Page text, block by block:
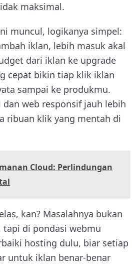
maksimal.
muncul, logikanya simpel:
iklan, lebih masuk akal
dari iklan ke upgrade
cepat bikin tiap klik iklan
sampai ke produkmu.
dan web responsif jauh lebih
ribuan klik yang mentah di
Cloud: Perlindungan
kan? Masalahnya bukan
di pondasi webmu
hosting dulu, biar setiap
untuk iklan benar-benar